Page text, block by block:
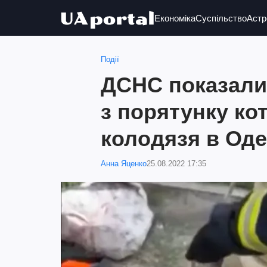
ЕкономікаСуспільство
Події
ДСНС
з порятунку
колодязя в
Анна Яценко25.08.2022 17:35